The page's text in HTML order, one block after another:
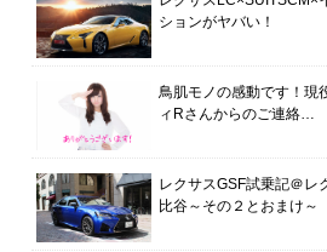
ションがヤバい！
鳥肌モノの感動です！現
ィRさんからのご連絡…
レクサスGSF試乗記＠レ
比谷～その２とおまけ～